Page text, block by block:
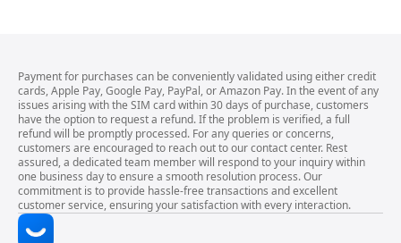
Payment for purchases can be conveniently validated using either credit
cards, Apple Pay, Google Pay, PayPal, or Amazon Pay. In the event of any
issues arising with the SIM card within 30 days of purchase, customers
have the option to request a refund. If the problem is verified, a full
refund will be promptly processed. For any queries or concerns,
customers are encouraged to reach out to our contact center. Rest
assured, a dedicated team member will respond to your inquiry within
one business day to ensure a smooth resolution process. Our
commitment is to provide hassle-free transactions and excellent
customer service, ensuring your satisfaction with every interaction.